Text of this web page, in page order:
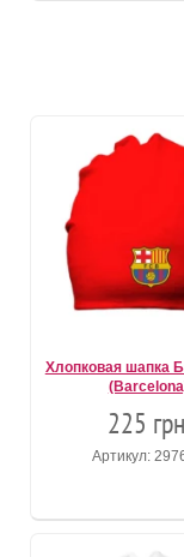
Хлопковая шапка
225
Артикул: